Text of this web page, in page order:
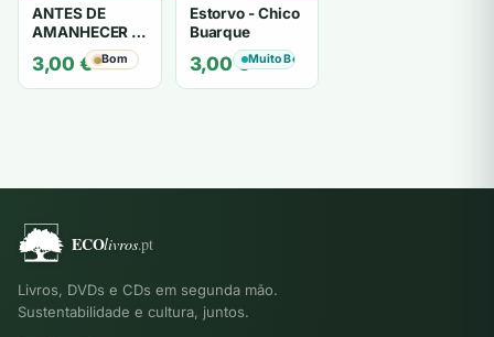
ANTES DE
AMANHECER -
ruy de oliveira
3,00 € Bom
Estorvo - Chico
Buarque
3,00€Muito Bom
Livros, DVDs e CDs em segunda mão.
Sustentabilidade e cultura, juntos.